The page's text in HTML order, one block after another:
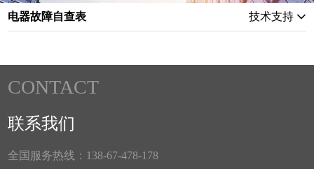
电器故障自查表 技术支持
CONTACT
联系我们
全国服务热线：138-67-478-178